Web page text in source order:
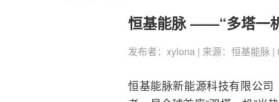
恒基能脉 ——“多塔一
发布者：xylona | 来源：恒基能脉
恒基能脉新能源科技有限公司